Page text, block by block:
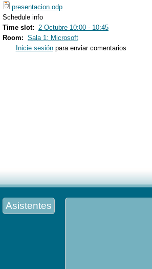
presentacion.odp
Schedule info
Time slot: 2 Octubre 10:00 - 10:45
Room: Sala 1: Microsoft
Inicie sesiónpara enviar comentarios
Asistentes